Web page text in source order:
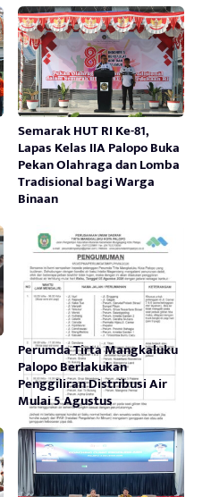
Semarak HUT RI Ke-81,
Lapas Kelas IIA Palopo Buka
Pekan Olahraga dan Lomba
Tradisional bagi Warga
Binaan
Perumda Tirta Mangkaluku
Palopo Berlakukan
Penggiliran Distribusi Air
Mulai 5 Agustus